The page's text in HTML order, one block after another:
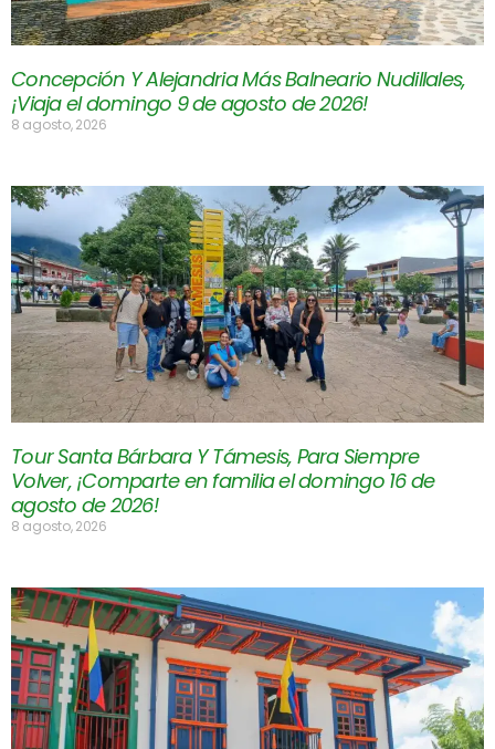
Concepción Y Alejandria Más Balneario Nudillales,
¡Viaja el domingo 9 de agosto de 2026!
8 agosto, 2026
Tour Santa Bárbara Y Támesis, Para Siempre
Volver, ¡Comparte en familia el domingo 16 de
agosto de 2026!
8 agosto, 2026